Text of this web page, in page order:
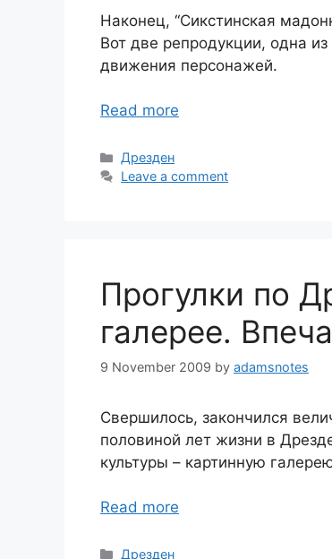
Наконец, “Сикстинская
Вот две репродукции, одна
движения персонажей.
Read more
Categories
Дрезден
Leave a comment
Прогулки по
галерее.
9 November 2009 by adamsnotes
Свершилось, закончился
половиной лет жизни в
культуры – картинную
Read more
Categories
Дрезден